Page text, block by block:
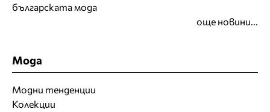
българската мода
още новини...
Мода
Модни тенденции
Колекции